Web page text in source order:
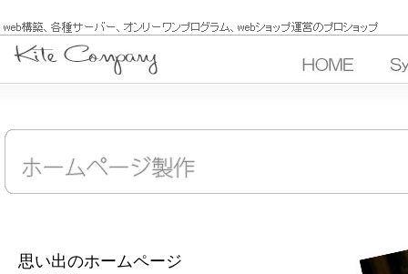
思い出のホームページ